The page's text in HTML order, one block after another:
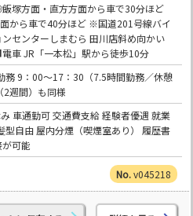
塚方面・直方方面から車で30分ほど
から車で40分ほど ※国道201号線バイ
センターしまむら 田川店斜め向かい
車 JR「一本松」駅から徒歩10分
務 9：00～17：30（7.5時間勤務／休憩
週間）も同様
車通勤可 交通費支給 経験者優遇 就業
型自由 屋内分煙（喫煙室あり） 履歴書
可能
v045218